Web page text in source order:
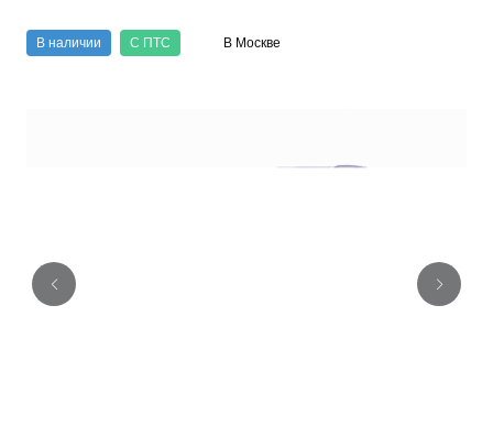
В наличии С ПТС В Москве